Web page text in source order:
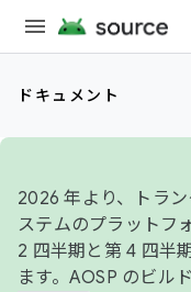
ドキュメント
2026 年より、トラ
ステムのプラットフ
2 四半期と第 4 四半
ます。AOSP のビル